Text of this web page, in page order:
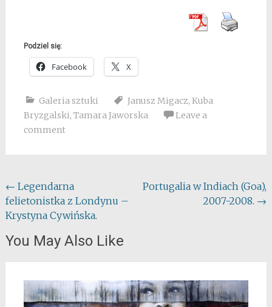
Podziel się:
Facebook X
Galeria sztuki Janusz Migacz, Kuba
Bryzgalski, Tamara Jaworska
Leave a
comment
Post
navigation
← Legendarna
felietonistka z Londynu –
Krystyna Cywińska.
Portugalia w Indiach (Goa),
2007-2008. →
You May Also Like